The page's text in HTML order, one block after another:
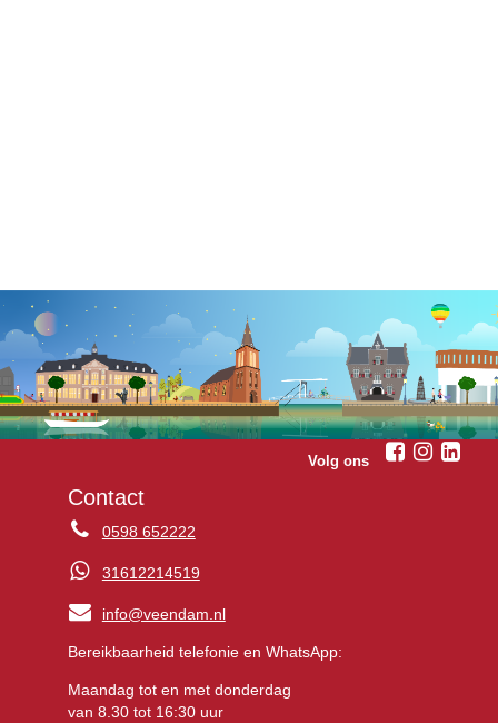
Volg ons
Contact
0598 652222
31612214519
info@veendam.nl
Bereikbaarheid telefonie en WhatsApp:
Maandag tot en met donderdag
van 8.30 tot 16:30 uur